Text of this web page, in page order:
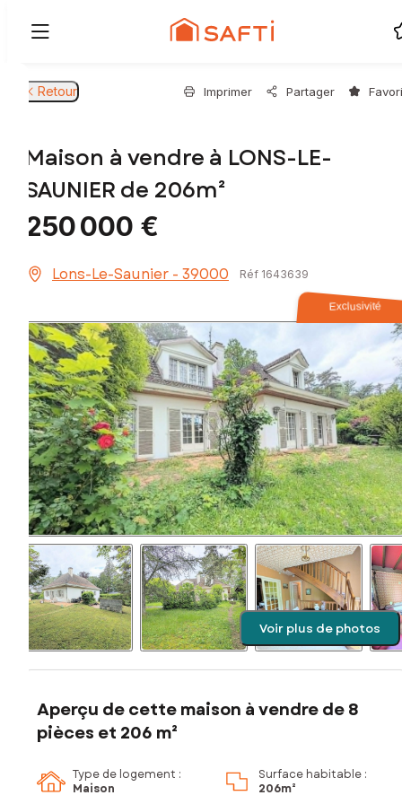
Retour Imprimer Partager
Maison à vendre à LONS-LE-
SAUNIER de 206m²
250 000 €
Lons-Le-Saunier - 39000 Réf 1643639
Exclusivité
Voir plus de photos
Aperçu de cette maison à vendre de 8
pièces et 206 m²
Type de logement :
Maison
Surface habitable :
206m²